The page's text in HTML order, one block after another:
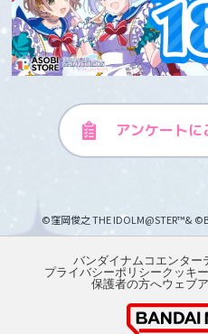
アンケートに
©窪岡俊之 THE IDOLM@STER™&
バンダイナムコエンター
プライバシーポリシークッキ
保護者の方へウェブ